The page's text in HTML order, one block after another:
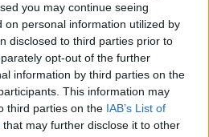
you may continue seeing
on personal information utilized by
disclosed to third parties prior to
opt-out of the further
information by third parties on the
This information may
third parties on the IAB’s List of
that may further disclose it to other
klar for 4. divisjon.